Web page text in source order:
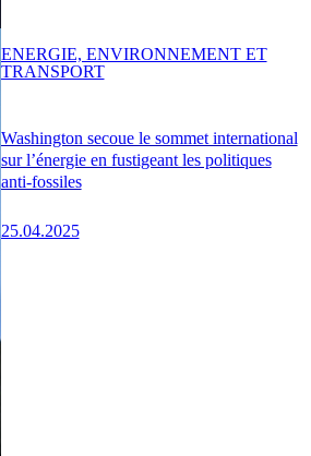
Washington secoue le sommet international
sur l’énergie en fustigeant les politiques
anti-fossiles
25.04.2025
ENERGIE, ENVIRONNEMENT ET
TRANSPORT